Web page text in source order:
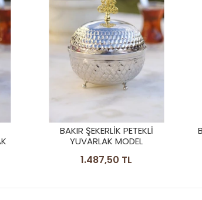
BAKIR ŞEKERLİK PETEKLİ MODEL
SİYAH OKSİT
1.737,50 TL